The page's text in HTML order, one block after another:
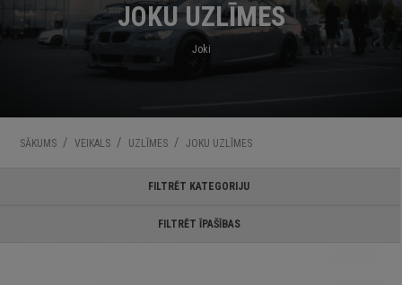
JOKU UZLĪMES
Joki
SĀKUMS / VEIKALS / UZLĪMES / JOKU UZLĪMES
FILTRĒT KATEGORIJU
FILTRĒT ĪPAŠĪBAS